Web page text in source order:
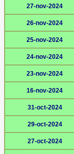
27-nov-2024
26-nov-2024
25-nov-2024
24-nov-2024
23-nov-2024
16-nov-2024
31-oct-2024
29-oct-2024
27-oct-2024